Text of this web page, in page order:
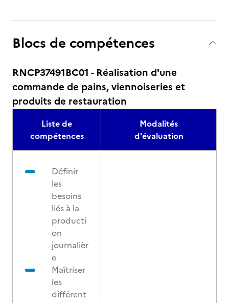
Blocs de compétences
RNCP37491BC01 - Réalisation d'une
commande de pains, viennoiseries et
produits de restauration
Liste de
compétences
Modalités
d'évaluation
Définir
les
besoins
liés à la
producti
on
journalièr
e
Maîtriser
les
différent